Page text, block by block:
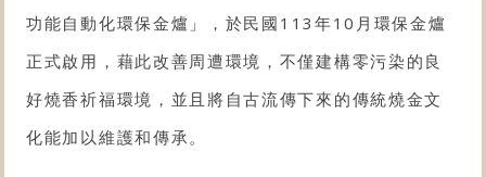
功能自動化環保金爐 」，於民國113年10月環保金爐
正式啟用，藉此改善周遭環境，不僅建構零污染的良
好燒香祈福環境，並且將自古流傳下來的傳統燒金文
化能加以維護和傳承。